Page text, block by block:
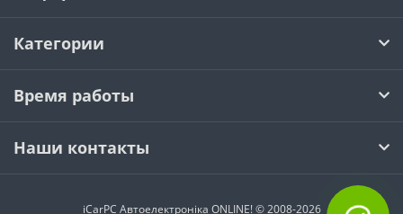
Категории
Время работы
Наши контакты
iCarPC Автоелектроніка ONLINE! © 2008-2026